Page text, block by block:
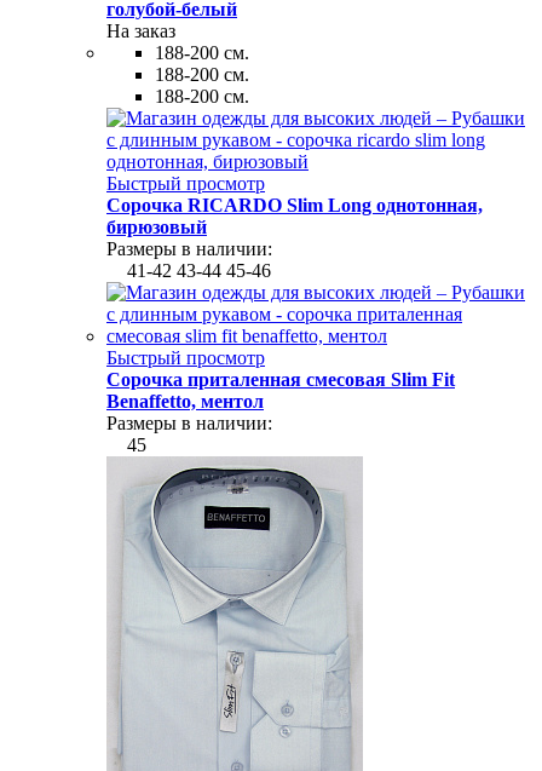
голубой-белый
На заказ
188-200 см.
188-200 см.
188-200 см.
Быстрый просмотр
Сорочка RICARDO Slim Long однотонная,
бирюзовый
Размеры в наличии:
41-42 43-44 45-46
Быстрый просмотр
Сорочка приталенная смесовая Slim Fit
Benaffetto, ментол
Размеры в наличии:
45